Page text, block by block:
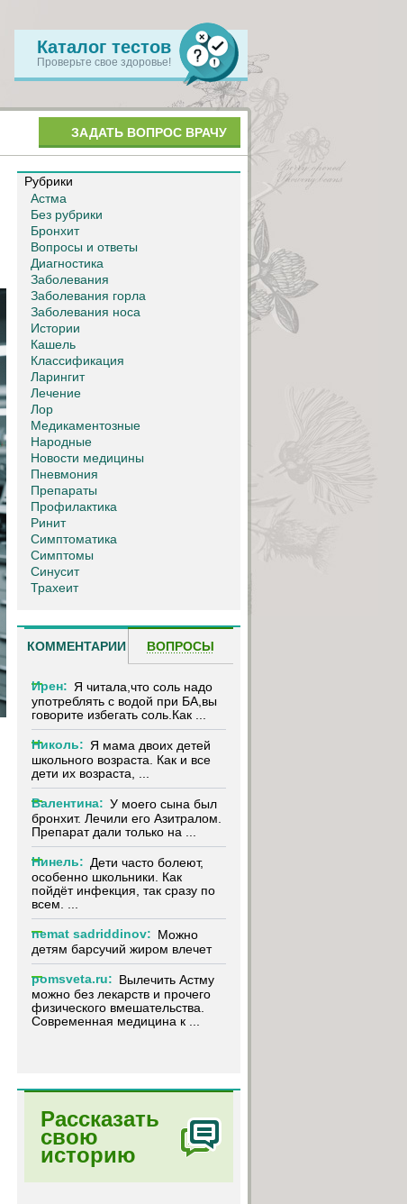
Каталог тестов
Проверьте свое здоровье!
ЗАДАТЬ ВОПРОС ВРАЧУ
Рубрики
Астма
Без рубрики
Бронхит
Вопросы и ответы
Диагностика
Заболевания
Заболевания горла
Заболевания носа
Истории
Кашель
Классификация
Ларингит
Лечение
Лор
Медикаментозные
Народные
Новости медицины
Пневмония
Препараты
Профилактика
Ринит
Симптоматика
Симптомы
Синусит
Трахеит
КОММЕНТАРИИ ВОПРОСЫ
Ирен: Я читала,что соль надо
употреблять с водой при БА,вы
говорите избегать соль.Как ...
Николь: Я мама двоих детей
школьного возраста. Как и все
дети их возраста, ...
Валентина: У моего сына был
бронхит. Лечили его Азитралом.
Препарат дали только на ...
Нинель: Дети часто болеют,
особенно школьники. Как
пойдёт инфекция, так сразу по
всем. ...
nemat sadriddinov: Можно
детям барсучий жиром влечет
pomsveta.ru: Вылечить Астму
можно без лекарств и прочего
физического вмешательства.
Современная медицина к ...
Рассказать
свою
историю